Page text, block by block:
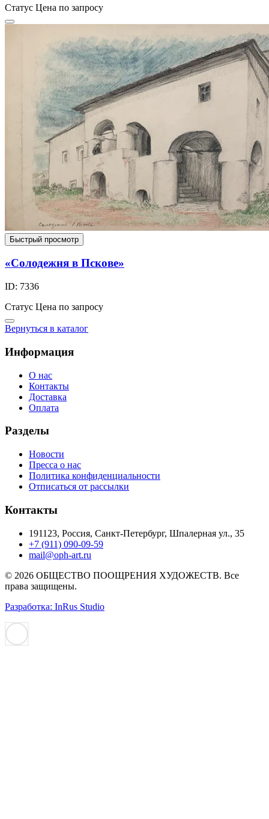
Статус Цена по запросу
Быстрый просмотр
«Солодежня в Пскове»
ID: 7336
Статус Цена по запросу
Вернуться в каталог
Информация
О нас
Контакты
Доставка
Оплата
Разделы
Новости
Пресса о нас
Политика конфиденциальности
Отписаться от рассылки
Контакты
191123, Россия, Санкт-Петербург, Шпалерная ул., 35
+7 (911) 090-09-59
mail@oph-art.ru
© 2026 ОБЩЕСТВО ПООЩРЕНИЯ ХУДОЖЕСТВ. Все
права защищены.
Разработка: InRus Studio